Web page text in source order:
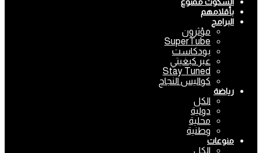
بأقلامهم
البرامج
مؤثرون
SuperTube
بودكاست
عبر كبغيتي
Stay Tuned
كواليس النجاح
رياضة
الكل
دولية
محلية
وطنية
منوعات
الكل